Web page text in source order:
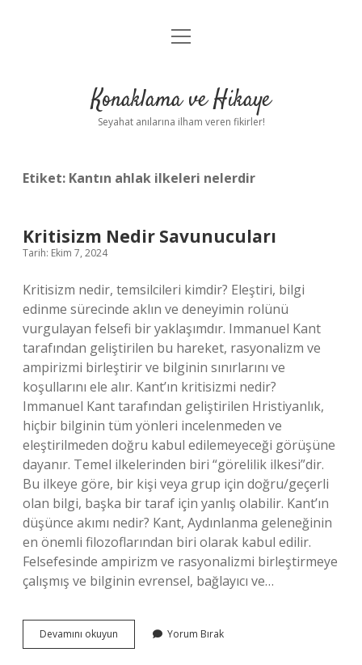
Anasayfa
Yasal Uyarı
menüyü
Konaklama ve Hikaye
Seyahat anılarına ilham veren fikirler!
Etiket: Kantın ahlak ilkeleri nelerdir
Kritisizm Nedir Savunucuları
Tarih: Ekim 7, 2024
Kritisizm nedir, temsilcileri kimdir? Eleştiri, bilgi
edinme sürecinde aklın ve deneyimin rolünü
vurgulayan felsefi bir yaklaşımdır. Immanuel Kant
tarafından geliştirilen bu hareket, rasyonalizm ve
ampirizmi birleştirir ve bilginin sınırlarını ve
koşullarını ele alır. Kant’ın kritisizmi nedir?
Immanuel Kant tarafından geliştirilen Hristiyanlık,
hiçbir bilginin tüm yönleri incelenmeden ve
eleştirilmeden doğru kabul edilemeyeceği görüşüne
dayanır. Temel ilkelerinden biri “görelilik ilkesi”dir.
Bu ilkeye göre, bir kişi veya grup için doğru/geçerli
olan bilgi, başka bir taraf için yanlış olabilir. Kant’ın
düşünce akımı nedir? Kant, Aydınlanma geleneğinin
en önemli filozoflarından biri olarak kabul edilir.
Felsefesinde ampirizm ve rasyonalizmi birleştirmeye
çalışmış ve bilginin evrensel, bağlayıcı ve…
Devamını okuyun Kritisizm
Nedir
Yorum Bırak